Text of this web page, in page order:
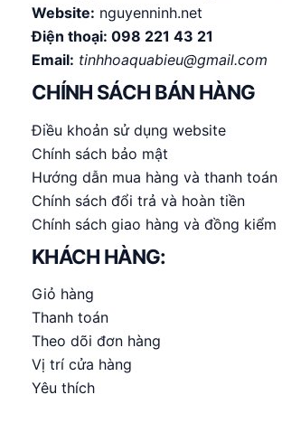
Website: nguyenninh.net
Điện thoại: 098 221 43 21
Email: tinhhoaquabieu@gmail.com
CHÍNH SÁCH BÁN HÀNG
Điều khoản sử dụng website
Chính sách bảo mật
Hướng dẫn mua hàng và thanh toán
Chính sách đổi trả và hoàn tiền
Chính sách giao hàng và đồng kiểm
KHÁCH HÀNG:
Giỏ hàng
Thanh toán
Theo dõi đơn hàng
Vị trí cửa hàng
Yêu thích